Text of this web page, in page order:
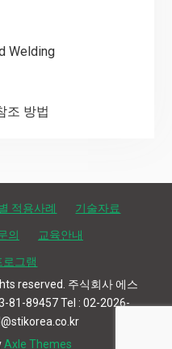
Welding
조 방법
적용사례 기술자료
의 교육안내
로그램
reserved. 주식회사 에스
81-89457 Tel : 02-2026-
Axle Themes